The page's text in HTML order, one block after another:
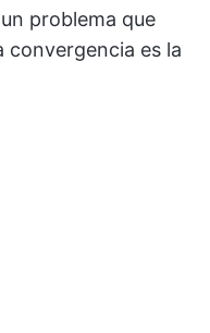
problema que
convergencia es la